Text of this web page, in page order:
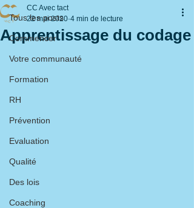
Tous les posts
Commencer
Votre communauté
Formation
RH
Prévention
Evaluation
Qualité
Des lois
Coaching
Apprentissage du codage
CC Avec tact
22 mai 2020 4 min de lecture